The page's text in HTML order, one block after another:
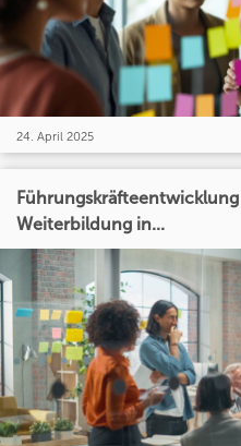
24. April 2025
Weiterbildung in...